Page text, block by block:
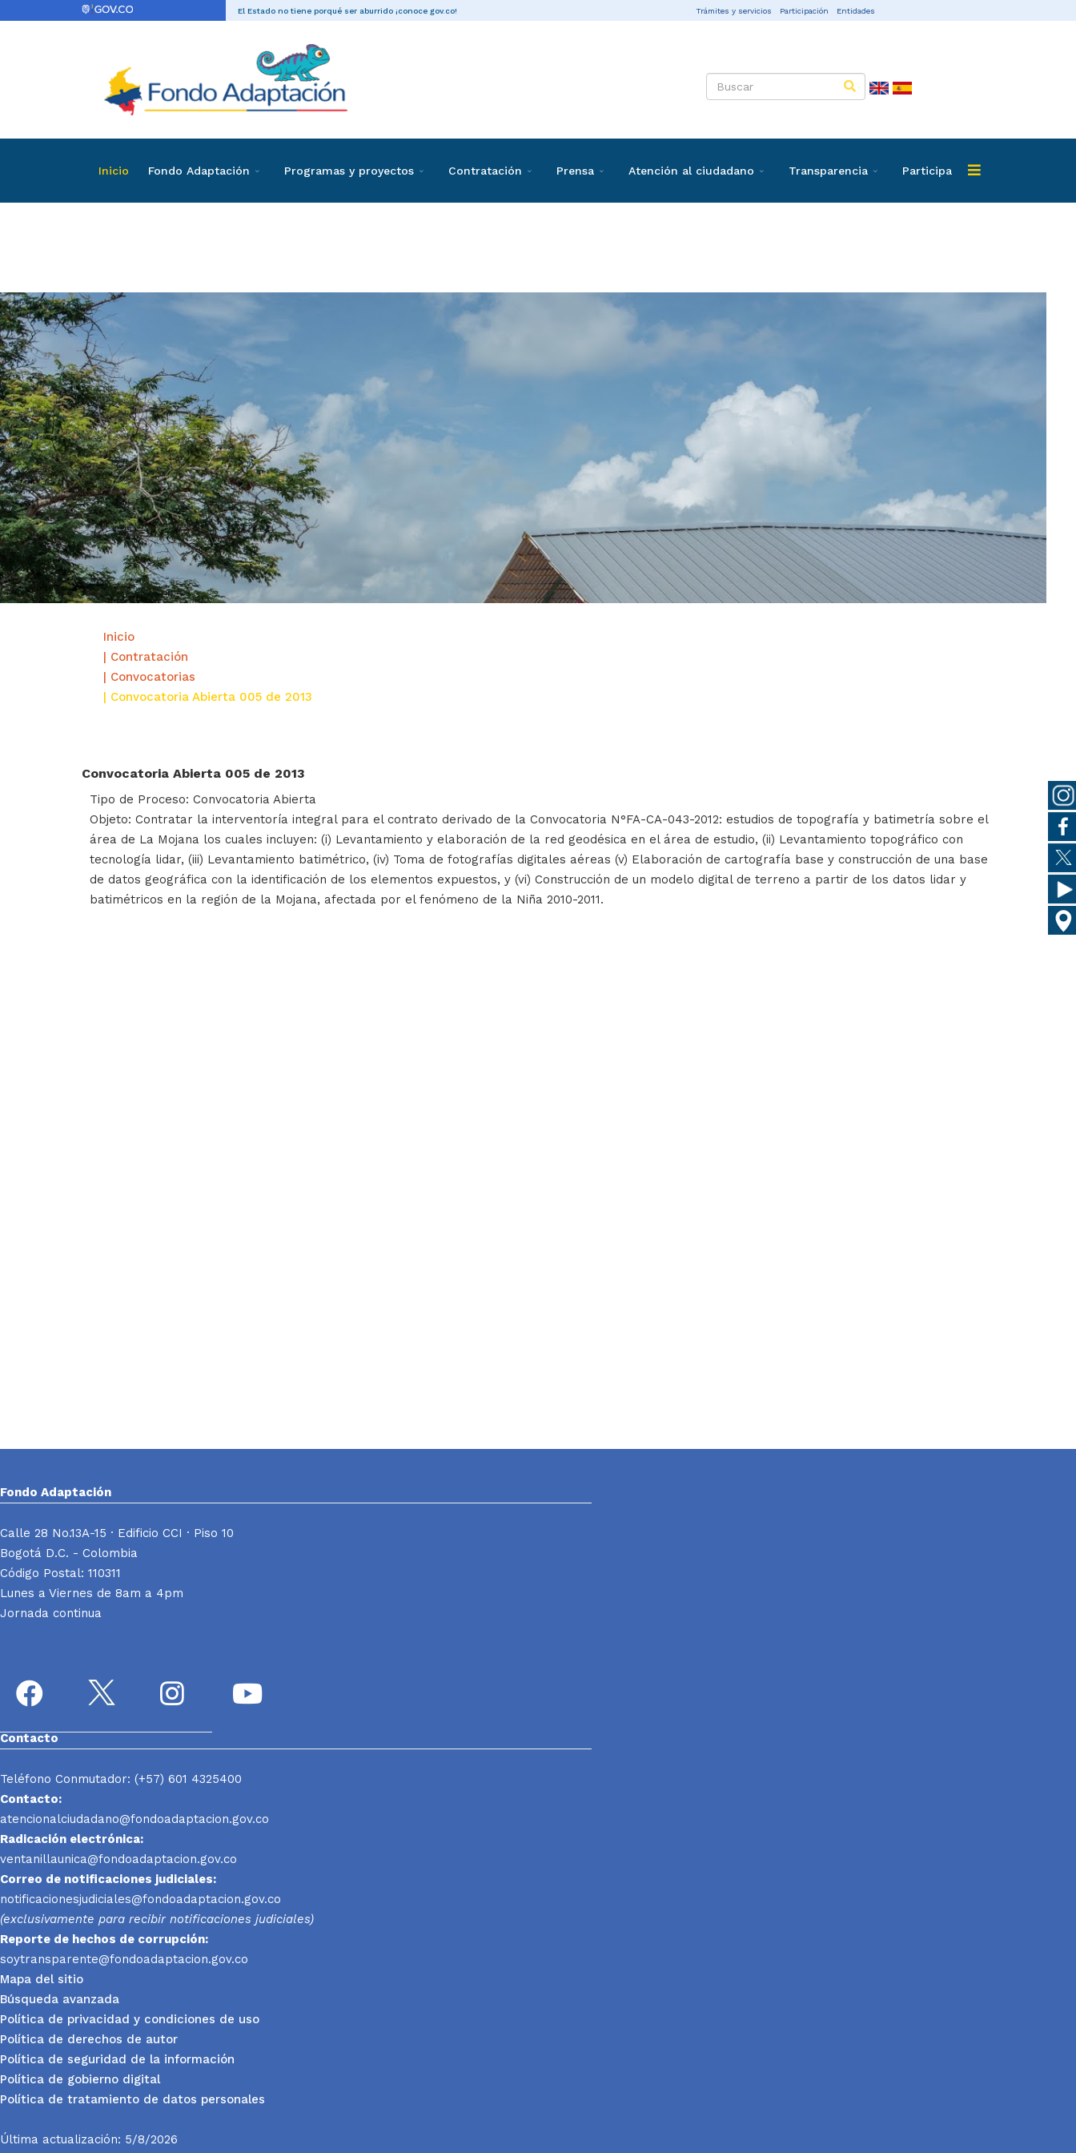
El Estado no tiene porqué ser aburrido ¡conoce gov.co! Trámites y servicios Participación Entidades
Inicio Fondo Adaptación Programas y proyectos Contratación Prensa Atención al ciudadano Transparencia Participa
Convocatorias
Inicio
| Contratación
| Convocatorias
| Convocatoria Abierta 005 de 2013
Convocatoria Abierta 005 de 2013
Tipo de Proceso: Convocatoria Abierta
Objeto: Contratar la interventoría integral para el contrato derivado de la Convocatoria N°FA-CA-043-2012: estudios de topografía y batimetría sobre el
área de La Mojana los cuales incluyen: (i) Levantamiento y elaboración de la red geodésica en el área de estudio, (ii) Levantamiento topográfico con
tecnología lidar, (iii) Levantamiento batimétrico, (iv) Toma de fotografías digitales aéreas (v) Elaboración de cartografía base y construcción de una base
de datos geográfica con la identificación de los elementos expuestos, y (vi) Construcción de un modelo digital de terreno a partir de los datos lidar y
batimétricos en la región de la Mojana, afectada por el fenómeno de la Niña 2010-2011.
Fondo Adaptación
Calle 28 No.13A-15 · Edificio CCI · Piso 10
Bogotá D.C. - Colombia
Código Postal: 110311
Lunes a Viernes de 8am a 4pm
Jornada continua
Contacto
Teléfono Conmutador: (+57) 601 4325400
Contacto:
atencionalciudadano@fondoadaptacion.gov.co
Radicación electrónica:
ventanillaunica@fondoadaptacion.gov.co
Correo de notificaciones judiciales:
notificacionesjudiciales@fondoadaptacion.gov.co
(exclusivamente para recibir notificaciones judiciales)
Reporte de hechos de corrupción:
soytransparente@fondoadaptacion.gov.co
Mapa del sitio
Búsqueda avanzada
Política de privacidad y condiciones de uso
Política de derechos de autor
Política de seguridad de la información
Política de gobierno digital
Política de tratamiento de datos personales
Última actualización: 5/8/2026